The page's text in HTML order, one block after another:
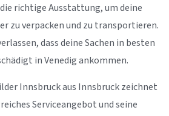
richtige Ausstattung, um deine
zu verpacken und zu transportieren.
dass deine Sachen in besten
in Venedig ankommen.
Innsbruck aus Innsbruck zeichnet
Serviceangebot und seine